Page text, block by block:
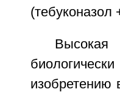
(тебуконазол
Высокая
изобретению